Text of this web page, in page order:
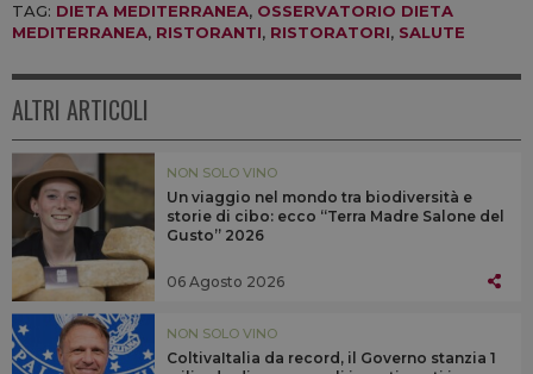
TAG: DIETA MEDITERRANEA, OSSERVATORIO DIETA
MEDITERRANEA, RISTORANTI, RISTORATORI, SALUTE
ALTRI ARTICOLI
NON SOLO VINO
Un viaggio nel mondo tra biodiversità e
storie di cibo: ecco “Terra Madre Salone del
Gusto” 2026
06 Agosto 2026
NON SOLO VINO
ColtivaItalia da record, il Governo stanzia 1